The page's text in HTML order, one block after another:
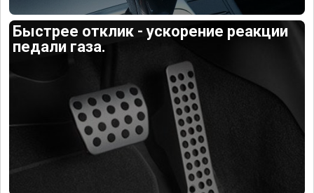
Быстрее отклик - ускорение реакции
педали газа.